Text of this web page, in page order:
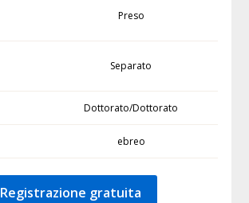
Preso
Separato
Dottorato/Dottorato
ebreo
Registrazione gratuita